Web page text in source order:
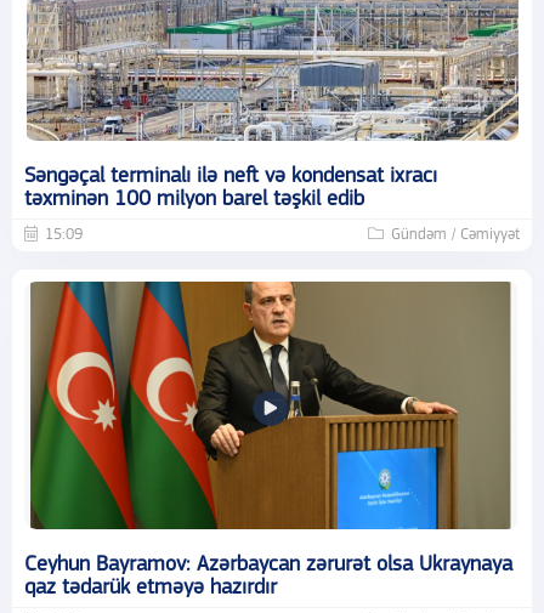
Səngəçal terminalı ilə neft və kondensat ixracı
təxminən 100 milyon barel təşkil edib
15:09 Gündəm / Cəmiyyət
Ceyhun Bayramov: Azərbaycan zərurət olsa Ukraynaya
qaz tədarük etməyə hazırdır